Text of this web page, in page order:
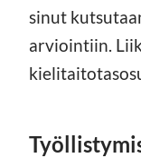
sinut
arviointiin.